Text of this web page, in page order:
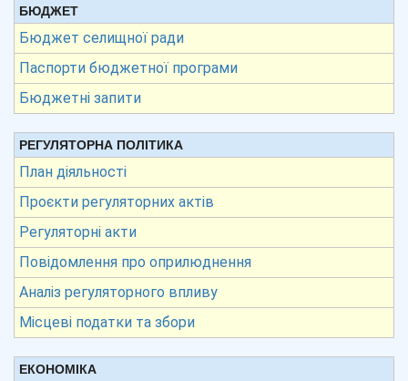
БЮДЖЕТ
Бюджет селищної ради
Паспорти бюджетної програми
Бюджетні запити
РЕГУЛЯТОРНА ПОЛІТИКА
План діяльності
Проєкти регуляторних актів
Регуляторні акти
Повідомлення про оприлюднення
Аналіз регуляторного впливу
Місцеві податки та збори
ЕКОНОМІКА